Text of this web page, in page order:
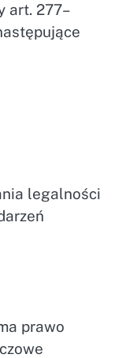
art. 277–
legalności
prawo